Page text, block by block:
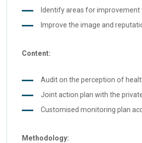
Identify areas for improvement
Improve the image and
Content:
Audit on the perception of
Joint action plan with the
Customised monitoring plan
Methodology: